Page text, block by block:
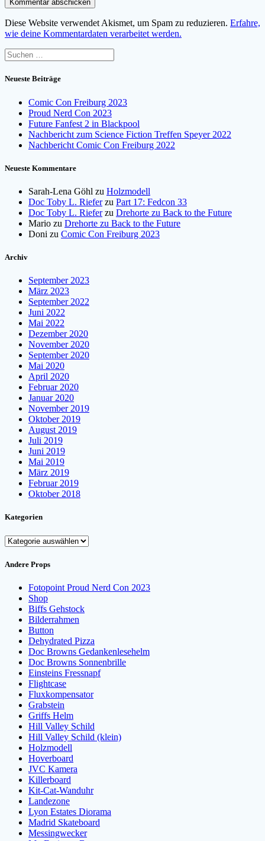
Diese Website verwendet Akismet, um Spam zu reduzieren. Erfahre,
wie deine Kommentardaten verarbeitet werden.
Suchen
nach:
Neueste Beiträge
Comic Con Freiburg 2023
Proud Nerd Con 2023
Future Fanfest 2 in Blackpool
Nachbericht zum Science Fiction Treffen Speyer 2022
Nachbericht Comic Con Freiburg 2022
Neueste Kommentare
Sarah-Lena Göhl zu Holzmodell
Doc Toby L. Rieferzu Part 17: Fedcon 33
Doc Toby L. Rieferzu Drehorte zu Back to the Future
Mario zu Drehorte zu Back to the Future
Doni zu Comic Con Freiburg 2023
Archiv
September 2023
März 2023
September 2022
Juni 2022
Mai 2022
Dezember 2020
November 2020
September 2020
Mai 2020
April 2020
Februar 2020
Januar 2020
November 2019
Oktober 2019
August 2019
Juli 2019
Juni 2019
Mai 2019
März 2019
Februar 2019
Oktober 2018
Kategorien
Kategorien
Andere Props
Fotopoint Proud Nerd Con 2023
Shop
Biffs Gehstock
Bilderrahmen
Button
Dehydrated Pizza
Doc Browns Gedankenlesehelm
Doc Browns Sonnenbrille
Einsteins Fressnapf
Flightcase
Fluxkompensator
Grabstein
Griffs Helm
Hill Valley Schild
Hill Valley Schild (klein)
Holzmodell
Hoverboard
JVC Kamera
Killerboard
Kit-Cat-Wanduhr
Landezone
Lyon Estates Diorama
Madrid Skateboard
Messingwecker